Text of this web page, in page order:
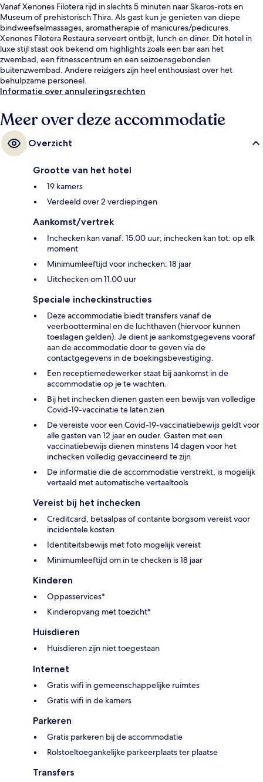
Vanaf Xenones Filotera rijd in slechts 5 minuten naar Skaros-rots en
Museum of prehistorisch Thira. Als gast kun je genieten van diepe
bindweefselmassages, aromatherapie of manicures/pedicures.
Xenones Filotera Restaura serveert ontbijt, lunch en diner. Dit hotel in
luxe stijl staat ook bekend om highlights zoals een bar aan het
zwembad, een fitnesscentrum en een seizoensgebonden
buitenzwembad. Andere reizigers zijn heel enthousiast over het
behulpzame personeel.
Informatie over annuleringsrechten
Meer over deze accommodatie
Overzicht
Grootte van het hotel
19 kamers
Verdeeld over 2 verdiepingen
Aankomst/vertrek
Inchecken kan vanaf: 15.00 uur; inchecken kan tot: op elk
moment
Minimumleeftijd voor inchecken: 18 jaar
Uitchecken om 11.00 uur
Speciale incheckinstructies
Deze accommodatie biedt transfers vanaf de
veerbootterminal en de luchthaven (hiervoor kunnen
toeslagen gelden). Je dient je aankomstgegevens vooraf
aan de accommodatie door te geven via de
contactgegevens in de boekingsbevestiging.
Een receptiemedewerker staat bij aankomst in de
accommodatie op je te wachten.
Bij het inchecken dienen gasten een bewijs van volledige
Covid-19-vaccinatie te laten zien
De vereiste voor een Covid-19-vaccinatiebewijs geldt voor
alle gasten van 12 jaar en ouder. Gasten met een
vaccinatiebewijs dienen minstens 14 dagen voor het
inchecken volledig gevaccineerd te zijn
De informatie die de accommodatie verstrekt, is mogelijk
vertaald met automatische vertaaltools
Vereist bij het inchecken
Creditcard, betaalpas of contante borgsom vereist voor
incidentele kosten
Identiteitsbewijs met foto mogelijk vereist
Minimumleeftijd om in te checken is 18 jaar
Kinderen
Oppasservices*
Kinderopvang met toezicht*
Huisdieren
Huisdieren zijn niet toegestaan
Internet
Gratis wifi in gemeenschappelijke ruimtes
Gratis wifi in de kamers
Parkeren
Gratis parkeren bij de accommodatie
Rolstoeltoegankelijke parkeerplaats ter plaatse
Transfers